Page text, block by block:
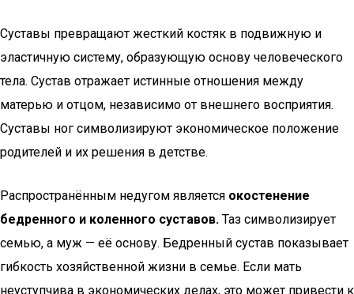
Суставы превращают жесткий костяк в подвижную и
эластичную систему, образующую основу человеческого
тела. Сустав отражает истинные отношения между
матерью и отцом, независимо от внешнего восприятия.
Суставы ног символизируют экономическое положение
родителей и их решения в детстве.
Распространённым недугом является окостенение
бедренного и коленного суставов. Таз символизирует
семью, а муж — её основу. Бедренный сустав показывает
гибкость хозяйственной жизни в семье. Если мать
неуступчива в экономических делах, это может привести к